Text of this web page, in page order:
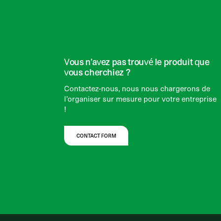
Vous n’avez pas trouvé le produit que
vous cherchiez ?
Contactez-nous, nous nous chargerons de
l’organiser sur mesure pour votre entreprise
!
CONTACT FORM